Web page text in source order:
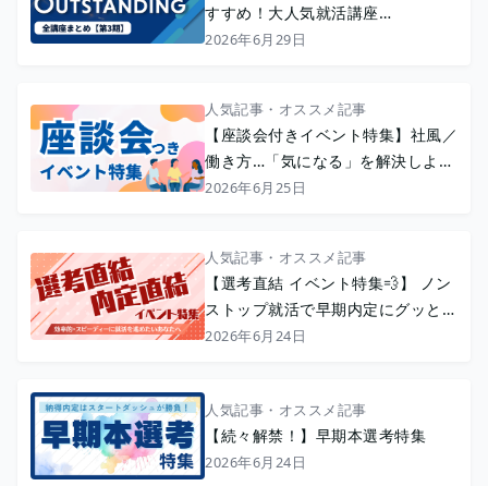
すすめ！大人気就活講座
『OUTSTANDING』〈3期〉
2026年6月29日
人気記事・オススメ記事
【座談会付きイベント特集】社風／
働き方…「気になる」を解決しよう
💡
2026年6月25日
人気記事・オススメ記事
【選考直結 イベント特集💨】 ノン
ストップ就活で早期内定にグッと近
づく！🔥
2026年6月24日
人気記事・オススメ記事
【続々解禁！】早期本選考特集
2026年6月24日